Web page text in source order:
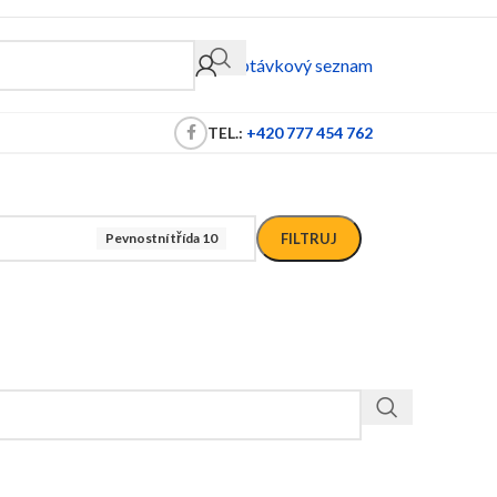
Poptávkový seznam
TEL.: +420 777 454 762
Pevnostní třída 10 FILTRUJ